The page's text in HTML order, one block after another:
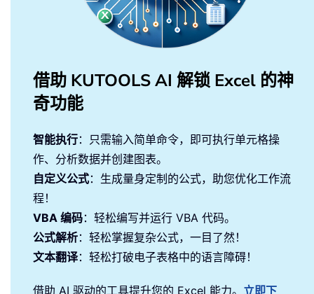
借助 KUTOOLS AI 解锁 Excel 的神
奇功能
智能执行：只需输入简单命令，即可执行单元格操
作、分析数据并创建图表。
自定义公式：生成量身定制的公式，助您优化工作流
程！
VBA 编码：轻松编写并运行 VBA 代码。
公式解析：轻松掌握复杂公式，一目了然！
文本翻译：轻松打破电子表格中的语言障碍！
借助 AI 驱动的工具提升您的 Excel 能力。 立即下